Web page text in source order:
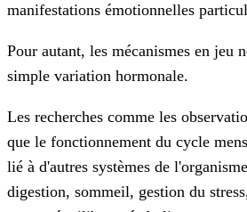
manifestations émotionnelles
Pour autant, les mécanismes en jeu
simple variation hormonale.
Les recherches comme les
que le fonctionnement du cycle
lié à d'autres systèmes de
digestion, sommeil, gestion du